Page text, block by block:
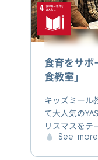
食育をサポ
食教室」
キッズミール
て大人気の
リスマスをテ
ご紹介しまし
See more